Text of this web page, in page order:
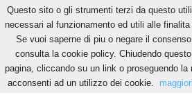
Home Tags Gol
Gol
Questo sito o gli strumenti terzi da questo
necessari al funzionamento ed utili alle
Se vuoi saperne di piu o negare il
consulta la cookie policy. Chiudendo
pagina, cliccando su un link o proseguendo la
acconsenti ad un utilizzo dei cookie.